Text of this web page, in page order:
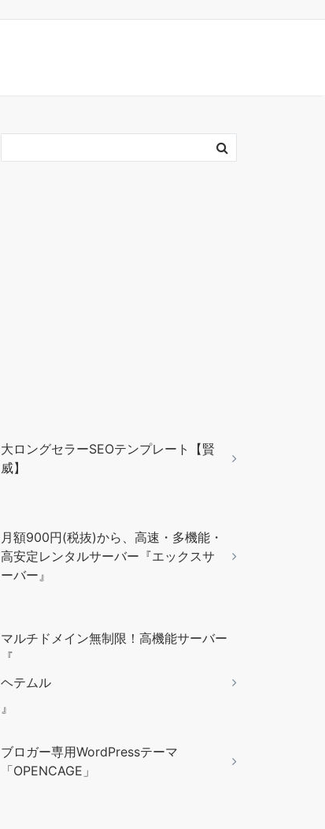
大ロングセラーSEOテンプレート【賢
威】
月額900円(税抜)から、高速・多機能・
高安定レンタルサーバー『エックスサ
ーバー』
マルチドメイン無制限！高機能サーバー
『
ヘテムル
』
ブロガー専用WordPressテーマ
「OPENCAGE」